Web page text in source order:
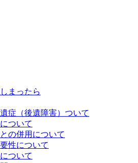
まったら
症（後遺障害）ついて
ついて
の併用について
性について
ついて